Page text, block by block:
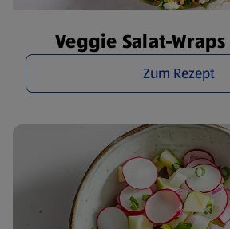
Veggie Salat-
Zum Rezept